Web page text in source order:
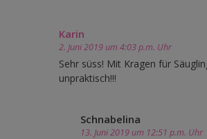
Karin
2. Juni 2019 um 4:03 p.m. Uhr
Sehr süss! Mit Kragen für
unpraktisch!!!
Schnabelina
13. Juni 2019 um 12:51 p.m. Uhr